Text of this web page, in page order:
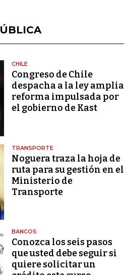
CHILE
Congreso de Chile
despacha a la ley amplia
reforma impulsada por
el gobierno de Kast
TRANSPORTE
Noguera traza la hoja de
ruta para su gestión en el
Ministerio de
Transporte
BANCOS
Conozca los seis pasos
que usted debe seguir si
quiere solicitar un